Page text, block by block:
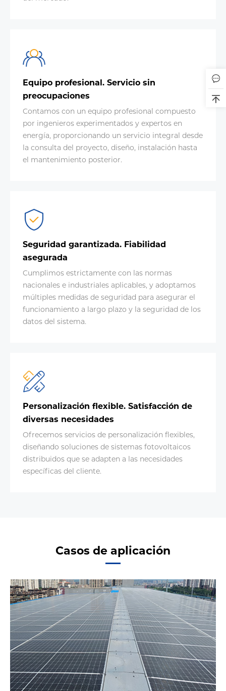
Equipo profesional. Servicio sin
preocupaciones
Contamos con un equipo profesional compuesto
por ingenieros experimentados y expertos en
energía, proporcionando un servicio integral desde
la consulta del proyecto, diseño, instalación hasta
el mantenimiento posterior.
Seguridad garantizada. Fiabilidad
asegurada
Cumplimos estrictamente con las normas
nacionales e industriales aplicables, y adoptamos
múltiples medidas de seguridad para asegurar el
funcionamiento a largo plazo y la seguridad de los
datos del sistema.
Personalización flexible. Satisfacción de
diversas necesidades
Ofrecemos servicios de personalización flexibles,
diseñando soluciones de sistemas fotovoltaicos
distribuidos que se adapten a las necesidades
específicas del cliente.
Casos de aplicación